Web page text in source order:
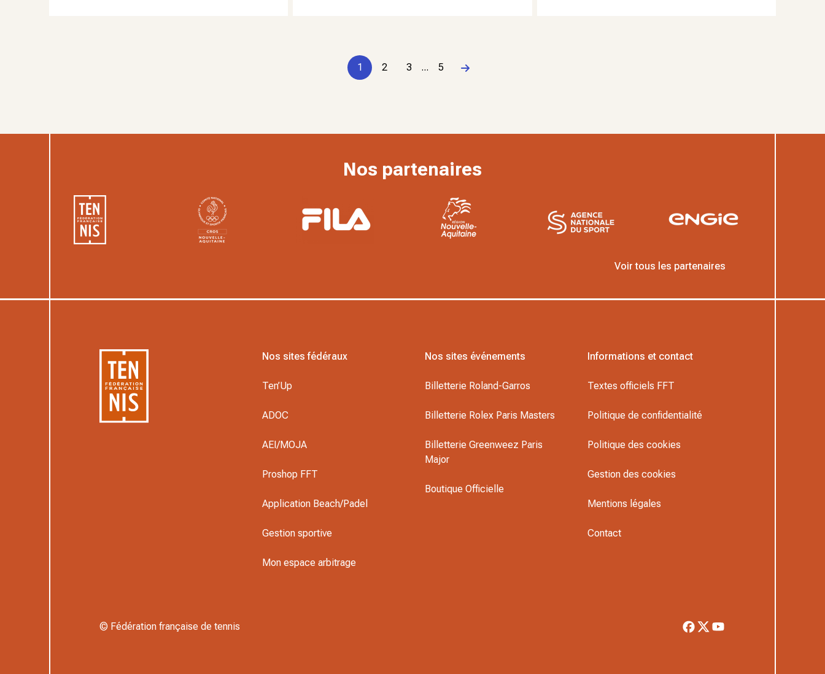
1 2 3 ... 5
Page suivante
Nos partenaires
Voir tous les partenaires
Nos sites fédéraux
Ten’Up
ADOC
AEI/MOJA
Proshop FFT
Application Beach/Padel
Gestion sportive
Mon espace arbitrage
Nos sites événements
Billetterie Roland-Garros
Billetterie Rolex Paris Masters
Billetterie Greenweez Paris
Major
Boutique Officielle
Informations et contact
Textes officiels FFT
Politique de confidentialité
Politique des cookies
Gestion des cookies
Mentions légales
Contact
© Fédération française de tennis